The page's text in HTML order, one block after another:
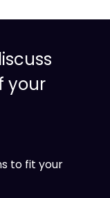
your
to fit your